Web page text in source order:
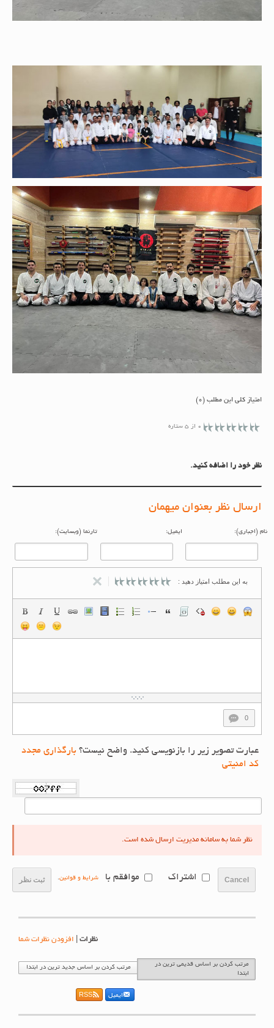
امتیاز کلی این مطلب (0)
0 از 5 ستاره
نظر خود را اضافه کنید.
ارسال نظر بعنوان میهمان
(اجباری): ایمیل: تارنما (وبسایت):
به این مطلب امتیاز دهید :
عبارت تصویر زیر را بازنویسی کنید. واضح نیست؟بارگذاری مجدد
کد امنیتی
نظر شما به سامانه مدیریت ارسال شده است.
ثبت نظر Cancel اشتراک موافقم با شرایط و قوانین.
نظرات |افزودن نظرات شما
مرتب کردن بر اساس قدیمی ترین در
مرتب کردن بر اساس جدید ترین در ابتدا
ایمیل RSS